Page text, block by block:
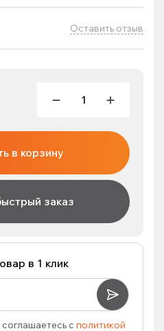
Оставить отзыв
в корзину
заказ
в 1 клик
с политикой